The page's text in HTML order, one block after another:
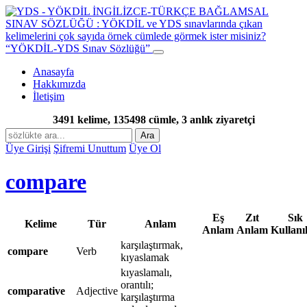
“YÖKDİL-YDS Sınav Sözlüğü”
Anasayfa
Hakkımızda
İletişim
3491 kelime, 135498 cümle, 3 anlık ziyaretçi
Ara
Üye Girişi Şifremi Unuttum Üye Ol
compare
Kelime Tür Anlam
Eş
Anlam
Zıt
Anlam
Sık
compare
Verb
karşılaştırmak,
kıyaslamak
comparative Adjective
kıyaslamalı,
orantılı;
karşılaştırma